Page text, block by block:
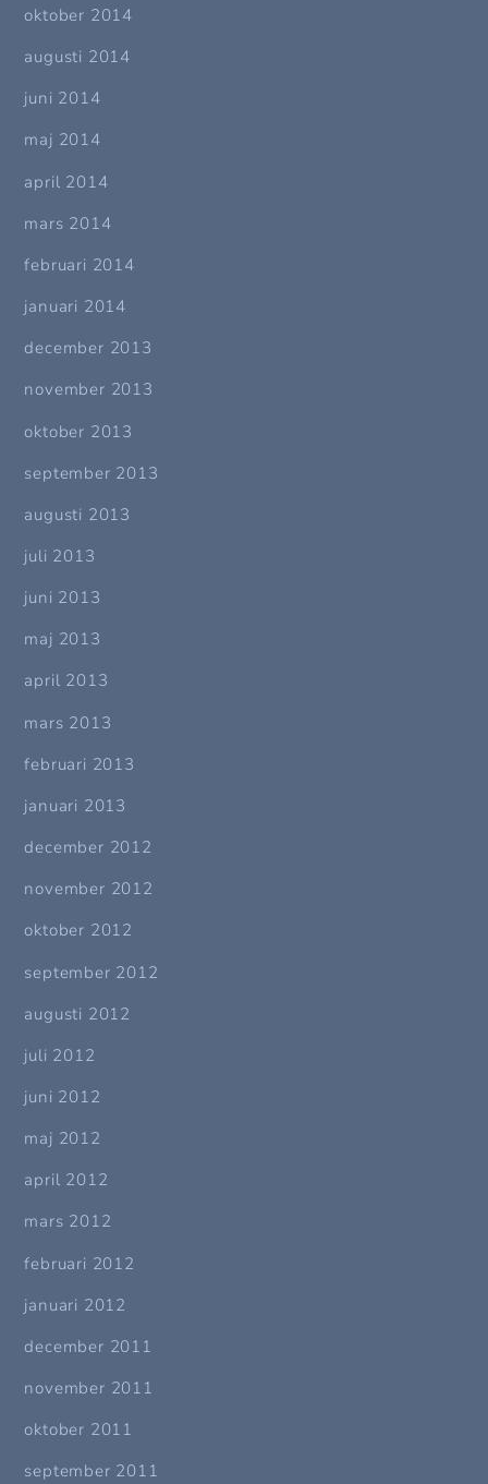
oktober 2014
augusti 2014
juni 2014
maj 2014
april 2014
mars 2014
februari 2014
januari 2014
december 2013
november 2013
oktober 2013
september 2013
augusti 2013
juli 2013
juni 2013
maj 2013
april 2013
mars 2013
februari 2013
januari 2013
december 2012
november 2012
oktober 2012
september 2012
augusti 2012
juli 2012
juni 2012
maj 2012
april 2012
mars 2012
februari 2012
januari 2012
december 2011
november 2011
oktober 2011
september 2011